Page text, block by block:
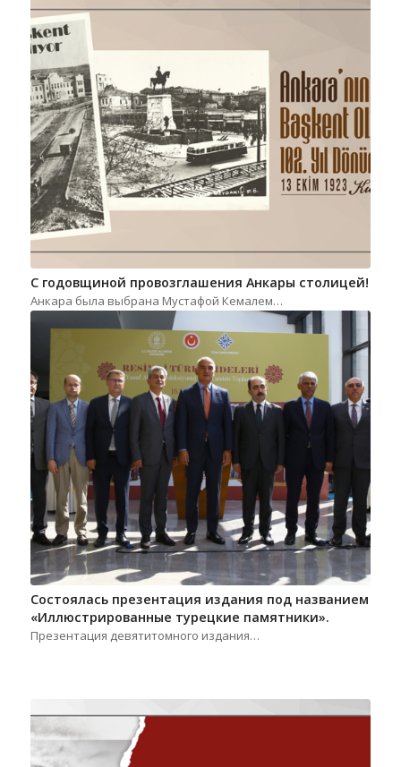
С годовщиной провозглашения Анкары столицей!
Анкара была выбрана Мустафой Кемалем…
Состоялась презентация издания под названием
«Иллюстрированные турецкие памятники».
Презентация девятитомного издания…